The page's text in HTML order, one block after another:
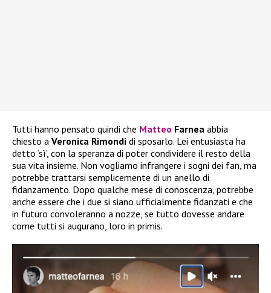
Tutti hanno pensato quindi che Matteo Farnea abbia
chiesto a Veronica Rimondi di sposarlo. Lei entusiasta ha
detto ‘sì’, con la speranza di poter condividere il resto della
sua vita insieme. Non vogliamo infrangere i sogni dei fan, ma
potrebbe trattarsi semplicemente di un anello di
fidanzamento. Dopo qualche mese di conoscenza, potrebbe
anche essere che i due si siano ufficialmente fidanzati e che
in futuro convoleranno a nozze, se tutto dovesse andare
come tutti si augurano, loro in primis.